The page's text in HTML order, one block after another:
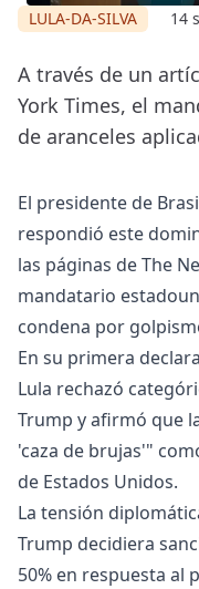
LULA-DA-SILVA 14
A través de un
York Times, el
de aranceles
El presidente de
respondió este
las páginas de The
mandatario
condena por
En su primera
Lula rechazó
Trump y afirmó que
'caza de brujas'"
de Estados Unidos.
La tensión
Trump decidiera
50% en respuesta al